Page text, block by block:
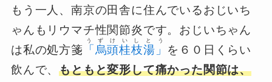
もう一人、南京の田舎に住んでいるおじいち
ゃんもリウマチ性関節炎です。おじいちゃん
は私の処方箋 「烏頭桂枝湯」
うずけいしとう
を６０日くらい
飲んで、もともと変形して痛かった関節は、